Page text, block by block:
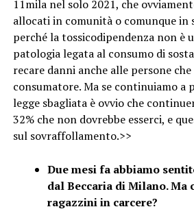
11mila nel solo 2021, che
allocati in comunità o comunque
perché la tossicodipendenza non è
patologia legata al consumo di
recare danni anche alle persone
consumatore. Ma se continuiamo a
legge sbagliata è ovvio che
32% che non dovrebbe esserci, e
sul sovraffollamento.>>
Due mesi fa abbiamo
dal Beccaria di Milano. Ma
ragazzini in carcere?